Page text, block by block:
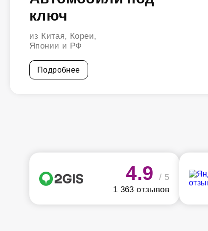
ключ
из Китая, Кореи,
Японии и РФ
Подробнее
4.9 / 5
1 363 отзывов